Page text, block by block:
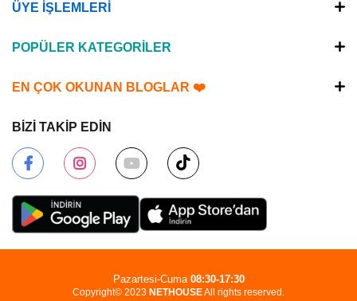
ÜYE İŞLEMLERİ
POPÜLER KATEGORİLER
EN ÇOK OKUNAN BLOGLAR ❤️
BİZİ TAKİP EDİN
Copyright© 2023 NETHOUSEAll rights reserved.
Pazartesi-Cuma 08:30-17:30